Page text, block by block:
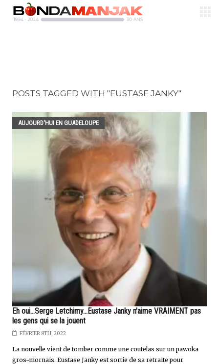
POSTS TAGGED WITH "EUSTASE JANKY"
AUJOURD'HUI EN GUADELOUPE
Eh oui...Serge Letchimy...Eustase Janky n'aime VRAIMENT pas
les gens qui se la jouent
FÉVRIER 8TH, 2022
La nouvelle vient de tomber comme une coutelas sur un pawoka
gros-mornais. Eustase Janky est sortie de sa retraite pour